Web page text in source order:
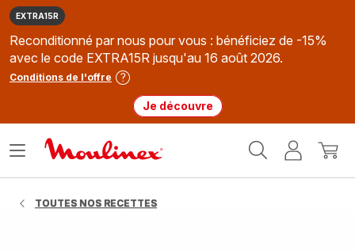
EXTRA15R
Reconditionné par nous pour vous : bénéficiez de -15%
avec le code EXTRA15R jusqu'au 16 août 2026.
Conditions de l'offre
Je découvre
MonMon
Ouvrir
TOUTES NOS RECETTES